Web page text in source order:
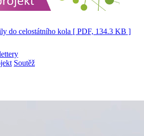
do celostátního kola [ PDF, 134.3 KB ]
Soutěž